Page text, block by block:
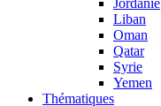
Jordanie
Liban
Oman
Qatar
Syrie
Yemen
Thématiques